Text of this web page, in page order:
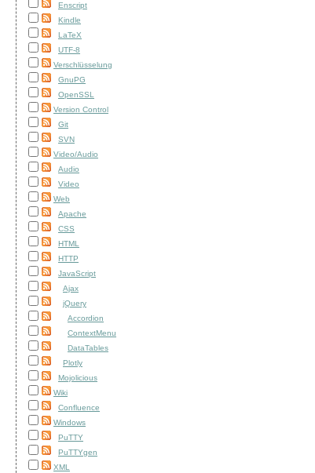
Enscript
Kindle
LaTeX
UTF-8
Verschlüsselung
GnuPG
OpenSSL
Version Control
Git
SVN
Video/Audio
Audio
Video
Web
Apache
CSS
HTML
HTTP
JavaScript
Ajax
jQuery
Accordion
ContextMenu
DataTables
Plotly
Mojolicious
Wiki
Confluence
Windows
PuTTY
PuTTYgen
XML